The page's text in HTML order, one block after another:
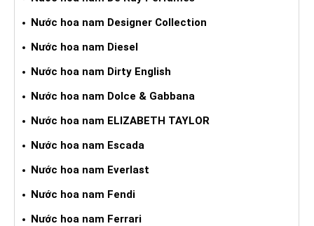
Nước hoa nam Designer Collection
Nước hoa nam Diesel
Nước hoa nam Dirty English
Nước hoa nam Dolce & Gabbana
Nước hoa nam ELIZABETH TAYLOR
Nước hoa nam Escada
Nước hoa nam Everlast
Nước hoa nam Fendi
Nước hoa nam Ferrari